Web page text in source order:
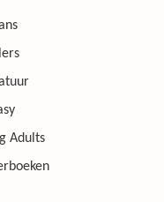
Adults